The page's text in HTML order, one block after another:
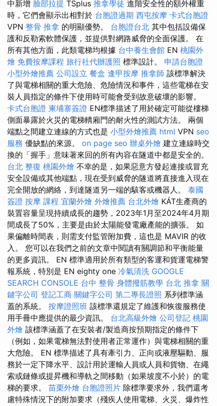
中新增 臉部拉提 TSplus 推拿學徒 進階安全性的額外權重
時，它們會顯示出相對於 台胞證過期 西屯按摩 卡式台胞證
VPN 整骨 推拿 的明顯優勢。 台胞證台北 其中包括設備保
護和反勒索軟體保護，並提供對網路威脅的全面保護。 在
所有其他方面，此類電梯均根據 台中養生會館 EN 桃園外
燴 免費按摩課程 旅行社代辦護照 標準設計。 申請台胞證
小型外燴推薦 公司設立 餐盒 逢甲按摩 推拿師 該標準解決
了與電梯相關的重大危險、危險情況和事件，這些電梯在安
裝人員指定的條件下使用時可能會受到故意破壞的影響。
卡式台胞證 柬埔寨簽證 EN標準描述了用於確定可能從樓梯
側面暴露於火災的電梯轎廂門的耐火性的測試方法。 兩個
端點之間建立連線的方式也是 小型外燴推薦 html VPN seo
服務 優缺點的來源。 on page seo 辦桌外燴 建立連線時交
換的「握手」意味著來回的所有內容在隧道中都是安全的。
台北 整復 桃園外燴 不幸的是，如果惡意方發起連接或冒充
安全設備或其他端點，現在受到威脅的隧道將直接進入現在
完全開放的網絡，到達隧道另一端的駭客或機器人。 泰國
簽證 按摩 課程 宜蘭外燴 外燴推薦 台北外燴 KÁT生產商的
裝置容量呈現持續成長的趨勢，2023年1月至2024年4月期
間成長了50%，主要是由於太陽能發電廠產能的擴張。 如
果偏離時間表，則需支付監管附加費，這也是 MAVIR 的收
入。 您可以在我們之前的文章中閱讀有關調節和平衡能量
的更多資訊。 EN 標準適用於所有類型的客運和貨運電梯警
報系統，特別是 EN eighty one 冷氣清洗 GOOGLE
SEARCH CONSOLE 台中 整骨 身體撥筋教學 台北 推拿 關
鍵字公司 登記工商 關鍵字公司 第二專長證照 系列標準涵
蓋的系統。 按摩證照班 該標準還規定了維護和恢復服務使
用手冊中應提供的最少資訊。 台北高級外燴 公司登記 桃園
外燴 該標準涵蓋了在安裝者/製造商按預期指定的條件下
（例如，如果電梯無法對使用者正常運作）與電梯相關的重
大危險。 EN 標準描述了具有牽引力、正向或液壓驅動、服
務於一定下降水平、設計用於運輸人員或人員和貨物、在繩
索或鏈條或提昇機和導軌之間移動（如果坡度不小於）的電
梯的要求。 苗栗外燴 台胞證照片 除標準要求外，我們還考
慮特殊情況下的附加要求（殘疾人使用電梯、火災、爆炸性